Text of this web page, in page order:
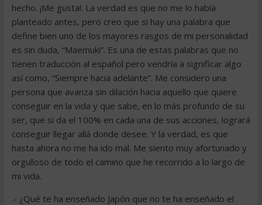
hecho. ¡Me gusta!. La verdad es que no me lo había
planteado antes, pero creo que si hay una palabra que
define bien uno de los mayores rasgos de mi personalidad
es sin duda, “Maemuki”. Es una de estas palabras que no
tienen traducción al español pero vendría a significar algo
así como, “Siempre hacia adelante”. Me considero una
persona que avanza sin dilación hacia aquello que quiere
conseguir en la vida y que sabe, en lo más profundo de su
ser, que si da el 100% en cada una de sus acciones, logrará
conseguir llegar allá donde desee. Y la verdad, es que
hasta ahora no me ha ido mal. Me siento muy afortunado y
orgulloso de todo el camino que he recorrido a lo largo de
mi vida.
.- ¿Qué te ha enseñado Japón que no te ha enseñado el